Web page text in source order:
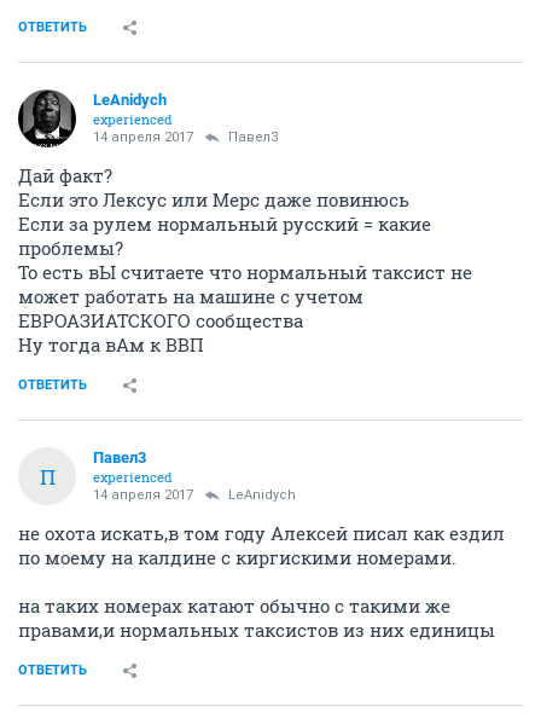
ОТВЕТИТЬ
LeAnidych
experienced
14 апреля 2017 Павел3
Дай факт?
Если это Лексус или Мерс даже повинюсь
Если за рулем нормальный русский = какие
проблемы?
То есть вЫ считаете что нормальный таксист не
может работать на машине с учетом
ЕВРОАЗИАТСКОГО сообщества
Ну тогда вАм к ВВП
ОТВЕТИТЬ
П
Павел3
experienced
14 апреля 2017 LeAnidych
не охота искать,в том году Алексей писал как ездил
по моему на калдине с киргискими номерами.
на таких номерах катают обычно с такими же
правами,и нормальных таксистов из них единицы
ОТВЕТИТЬ